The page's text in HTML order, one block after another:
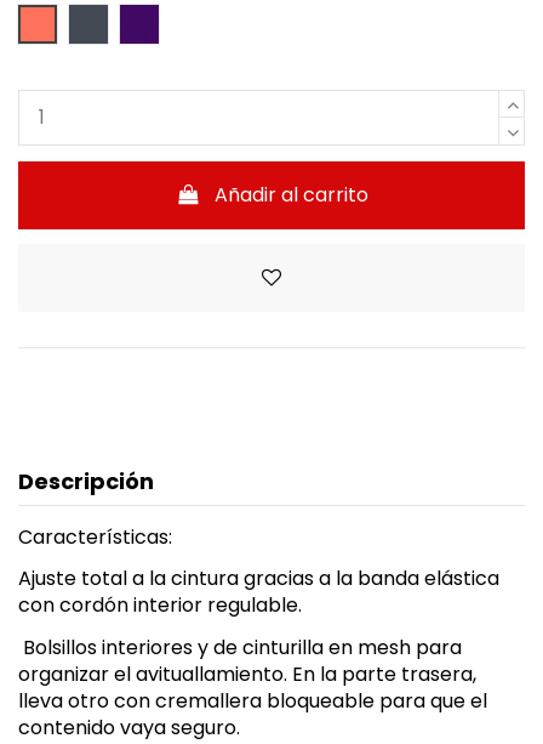
Añadir al carrito
Descripción
Características:
Ajuste total a la cintura gracias a la banda elástica
con cordón interior regulable.
Bolsillos interiores y de cinturilla en mesh para
organizar el avituallamiento. En la parte trasera,
lleva otro con cremallera bloqueable para que el
contenido vaya seguro.